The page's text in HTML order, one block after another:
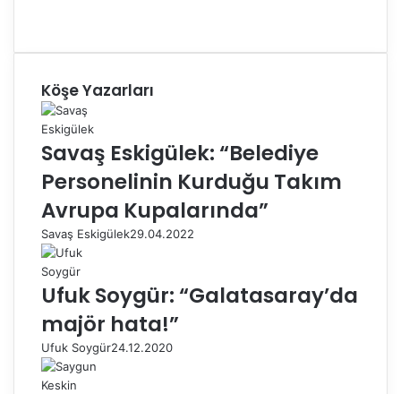
Köşe Yazarları
Savaş Eskigülek: “Belediye
Personelinin Kurduğu Takım
Avrupa Kupalarında”
Savaş Eskigülek29.04.2022
Ufuk Soygür: “Galatasaray’da
majör hata!”
Ufuk Soygür24.12.2020